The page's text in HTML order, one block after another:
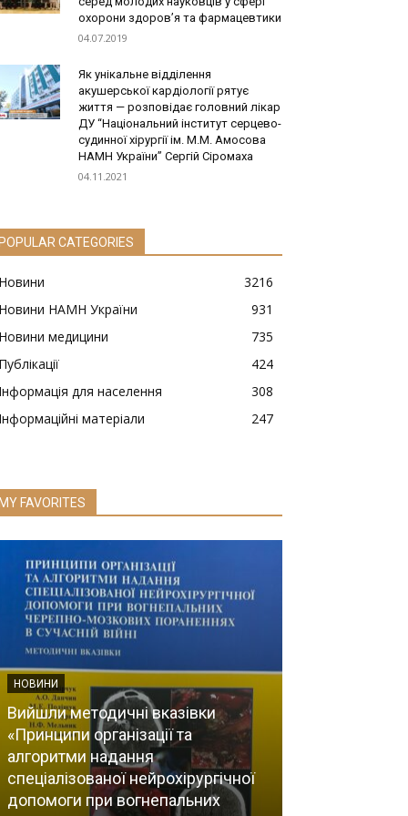
охорони здоров’я та фармацевтики
04.07.2019
Як унікальне відділення
акушерської кардіології рятує
життя — розповідає головний лікар
ДУ “Національний інститут серцево-
судинної хірургії ім. М.М. Амосова
НАМН України” Сергій Сіромаха
04.11.2021
POPULAR CATEGORIES
Новини
3216
Новини НАМН України
931
Новини медицини
735
Публікації
424
Інформація для населення
308
Інформаційні матеріали
247
MY FAVORITES
НОВИНИ
Вийшли методичні вказівки
«Принципи організації та
алгоритми надання
спеціалізованої нейрохірургічної
допомоги при вогнепальних